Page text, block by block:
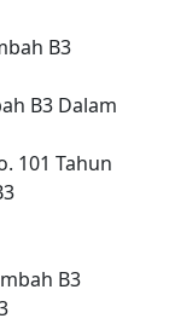
B3
B3 Dalam
101 Tahun
B3